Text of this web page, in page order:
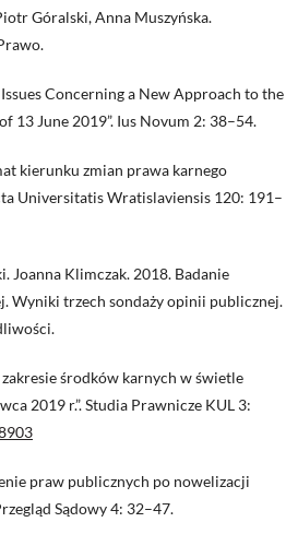
Góralski, Anna Muszyńska.
Concerning a New Approach to the
13 June 2019”. Ius Novum 2: 38–54.
kierunku zmian prawa karnego
Universitatis Wratislaviensis 120: 191–
Joanna Klimczak. 2018. Badanie
Wyniki trzech sondaży opinii publicznej.
środków karnych w świetle
2019 r.”. Studia Prawnicze KUL 3:
praw publicznych po nowelizacji
Sądowy 4: 32–47.